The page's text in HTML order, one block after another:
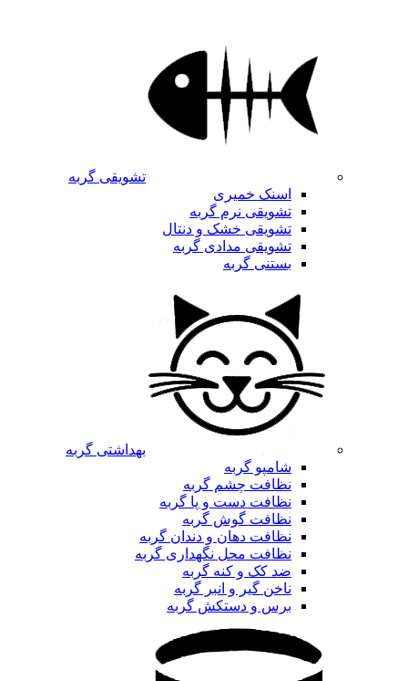
تشویقی گربه
اسنک خمیری
تشویقی نرم گربه
تشویقی خشک و دنتال
تشویقی مدادی گربه
بستنی گربه
بهداشتی گربه
شامپو گربه
نظافت چشم گربه
نظافت دست و پا گربه
نظافت گوش گربه
نظافت دهان و دندان گربه
نظافت محل نگهداری گربه
ضد کک و کنه گربه
ناخن گیر و انبر گربه
برس و دستکش گربه